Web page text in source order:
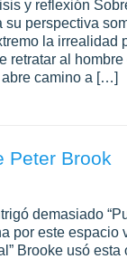
y reflexión
perspectiva
la irrealidad
retratar al
camino a […]
Peter Brook
demasiado
por este
Brooke usó